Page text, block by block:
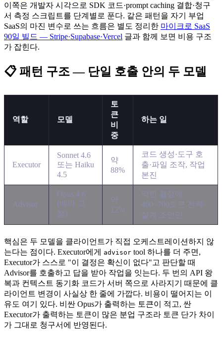
이쪽은 개발자 시각으로 SDK 코드·prompt caching 결합·청구
서 측정 스크립트를 단계별로 푼다. 같은 패턴을 자기 부업
SaaS의 마진 변수로 쓰는 흐름은 별도 정리한 마이크로 SaaS
90일 빌드 — Stripe·Supabase·Vercel 글과 함께 보면 비용 구조
가 잡힌다.
📋 패턴 구조 — 단일 호출 안의 두 모델
역할 모델
토
큰
비
중
하는 일
Executor
Sonnet 4.6
또는 Haiku
4.5
약
88%
코드 생성·도구 호
출·파일 조작, 작업
본진
Advisor
Opus 4.6
(베타 고
정)
약
12%
막힌 결정에
400~700토큰 전략·
설계 조언만
핵심은 두 모델을 클라이언트가 직접 오케스트레이션하지 않
는다는 점이다. Executor에게
advisor tool 하나를 더 주면,
Executor가 스스로 "이 결정은 확신이 없다"고 판단할 때
Advisor를 호출하고 답을 받아 작업을 잇는다. 두 번의 API 왕
복과 컨텍스트 동기화 코드가 서버 쪽으로 사라지기 때문에 클
라이언트 변경이 사실상 한 줄에 가깝다. 비용이 떨어지는 이
유도 여기 있다. 비싼 Opus가 출력하는 토큰이 적고, 싼
Executor가 출력하는 토큰이 많은 분업 구조라 토큰 단가 차이
가 그대로 청구서에 반영된다.